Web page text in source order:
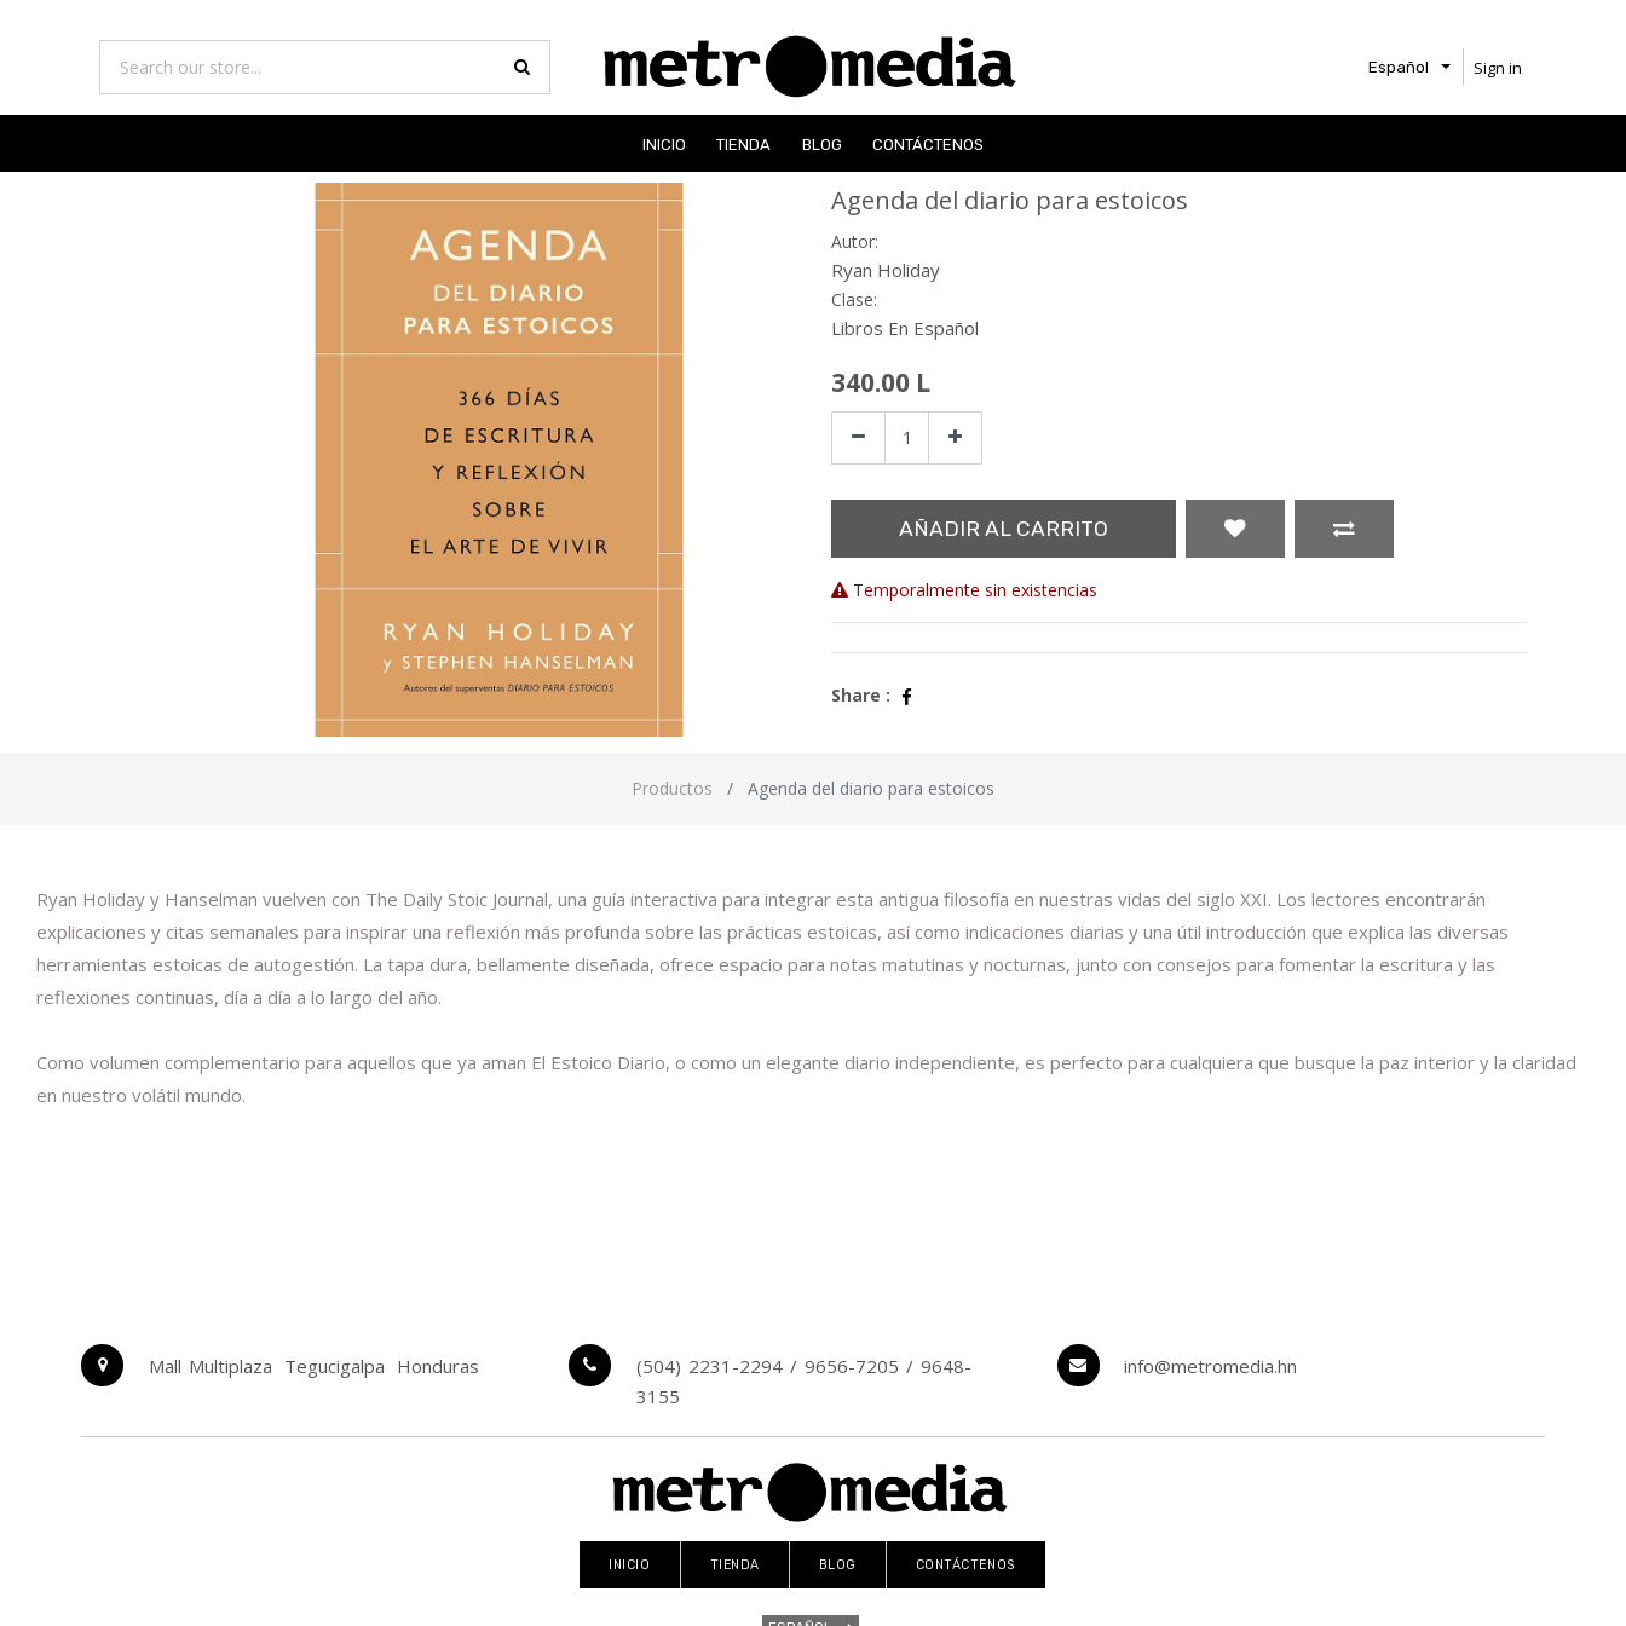
Español Sign in
INICIO TIENDA BLOG CONTÁCTENOS
Agenda del diario para estoicos
Autor:
Ryan Holiday
Clase:
Libros En Español
340.00 L
AÑADIR AL CARRITO
Temporalmente sin existencias
Share :
Productos Agenda del diario para estoicos
Ryan Holiday y Hanselman vuelven con The Daily Stoic Journal, una guía interactiva para integrar esta antigua filosofía en nuestras vidas del siglo XXI. Los lectores encontrarán
explicaciones y citas semanales para inspirar una reflexión más profunda sobre las prácticas estoicas, así como indicaciones diarias y una útil introducción que explica las diversas
herramientas estoicas de autogestión. La tapa dura, bellamente diseñada, ofrece espacio para notas matutinas y nocturnas, junto con consejos para fomentar la escritura y las
reflexiones continuas, día a día a lo largo del año.
Como volumen complementario para aquellos que ya aman El Estoico Diario, o como un elegante diario independiente, es perfecto para cualquiera que busque la paz interior y la claridad
en nuestro volátil mundo.
Mall Multiplaza Tegucigalpa Honduras
(504) 2231-2294 / 9656-7205 / 9648-
3155
info@metromedia.hn
INICIO TIENDA BLOG CONTÁCTENOS